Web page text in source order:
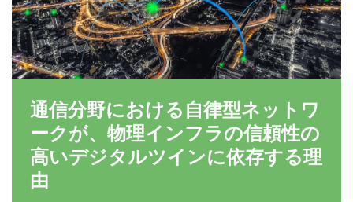
通信分野における自律型ネットワ
ークが、物理インフラの信頼性の
高いデジタルツインに依存する理
由